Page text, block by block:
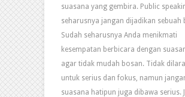
suasana yang gembira. Public
seharusnya jangan dijadikan sebuah
Sudah seharusnya Anda menikmati
kesempatan berbicara dengan
agar tidak mudah bosan. Tidak
untuk serius dan fokus, namun
suasana hatipun juga dibawa serius.